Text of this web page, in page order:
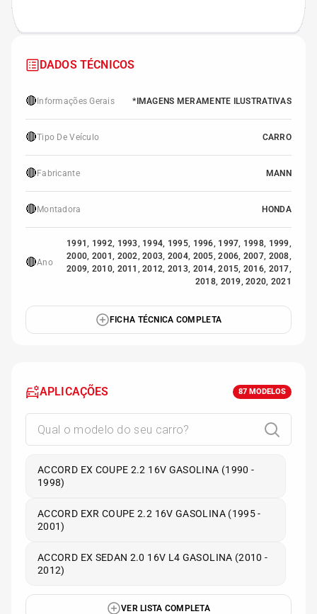
DADOS TÉCNICOS
🔴 Informações Gerais *IMAGENS MERAMENTE ILUSTRATIVAS
🔴Tipo De Veículo CARRO
🔴 Fabricante MANN
🔴 Montadora HONDA
🔴Ano
1991, 1992, 1993, 1994, 1995, 1996, 1997, 1998, 1999,
2000, 2001, 2002, 2003, 2004, 2005, 2006, 2007, 2008,
2009, 2010, 2011, 2012, 2013, 2014, 2015, 2016, 2017,
2018, 2019, 2020, 2021
FICHA TÉCNICA COMPLETA
APLICAÇÕES 87 MODELOS
ACCORD EX COUPE 2.2 16V GASOLINA (1990 -
1998)
ACCORD EXR COUPE 2.2 16V GASOLINA (1995 -
2001)
ACCORD EX SEDAN 2.0 16V L4 GASOLINA (2010 -
2012)
VER LISTA COMPLETA